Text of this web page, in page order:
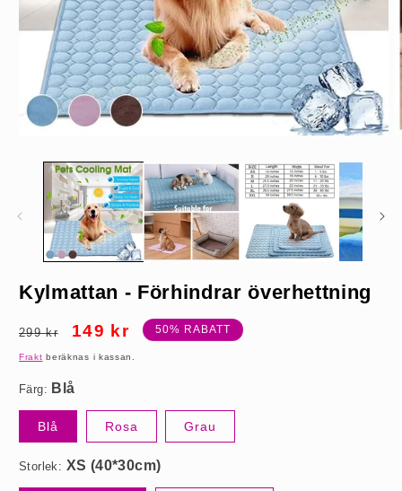
modalfönster
Kylmattan - Förhindrar överhettning
Ordinarie
pris
299 kr Försäljningspris
149 kr 50% RABATT
Frakt beräknas i kassan.
Färg:
Blå
Blå Rosa Grau
Storlek: